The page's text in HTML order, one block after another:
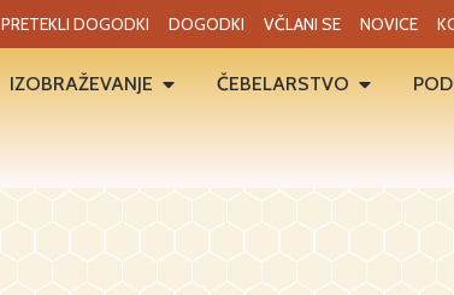
PRETEKLI DOGODKI DOGODKI VČLANI SE NOVICE
IZOBRAŽEVANJE ČEBELARSTVO